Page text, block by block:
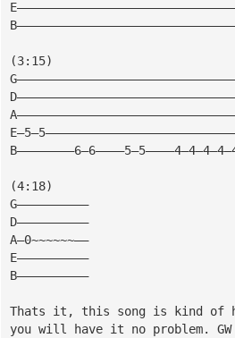
(3:15)
(4:18)
G——————————
D——————————
A—0~~~~~~——
E——————————
B——————————
Thats it, this song is kind of
you will have it no problem. GW